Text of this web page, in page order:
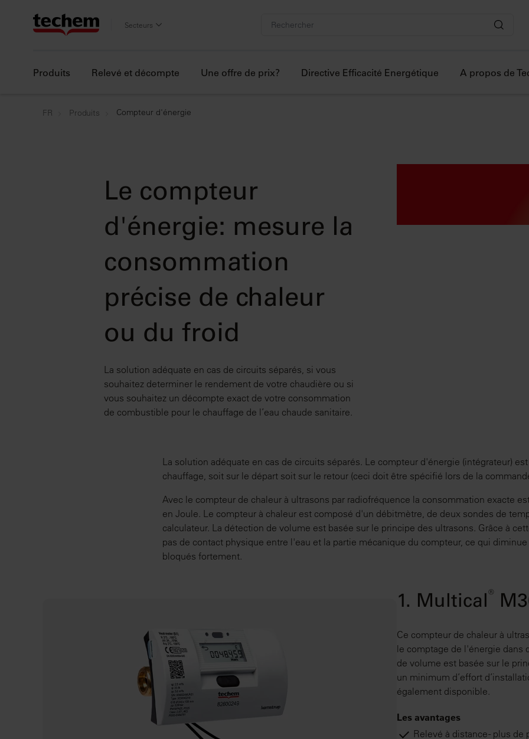
Secteurs
Produits Relevé et décompte Une offre de prix? Directive Efficacité Energétique A propos de
FR Produits Compteur d'énergie
Le compteur
d'énergie: mesure la
consommation
précise de chaleur
ou du froid
La solution adéquate en cas de circuits séparés, si vous
souhaitez determiner le rendement de votre chaudière ou si
vous souhaitez un décompte exact de votre consommation
de combustible pour le chauffage de l’eau chaude sanitaire.
La solution adéquate en cas de circuits séparés. Le compteur d'énergie (intégrateur)
chauffage, soit sur le départ soit sur le retour (ceci doit être spécifié lors de la
Avec le compteur de chaleur à ultrasons par radiofréquence la consommation exacte
en Joule. Le compteur à chaleur est composé d'un débitmètre, de deux sondes de
calculateur. La détection de volume est basée sur le principe des ultrasons. Grâce à
pas de contact physique entre l'eau et la partie mécanique du compteur, ce qui
bloqués fortement.
1. Multical®
Ce compteur de chaleur à
le comptage de l'énergie dans
de volume est basée sur le
un minimum d’effort
également disponible.
Les avantages
Relevé à distance - plus